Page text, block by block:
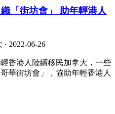
「街坊會」 助年輕港人
· 2022-06-26
香港人陸續移民加拿大，一些
華街坊會」，協助年輕香港人